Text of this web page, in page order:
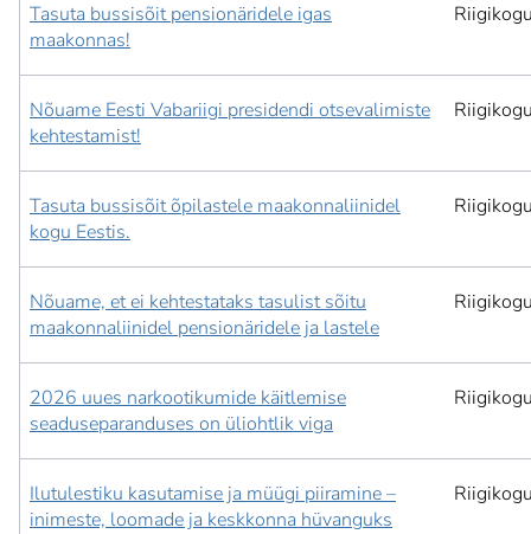
Tasuta bussisõit pensionäridele igas
maakonnas!
Nõuame Eesti Vabariigi presidendi otsevalimiste
kehtestamist!
Tasuta bussisõit õpilastele maakonnaliinidel
kogu Eestis.
Nõuame, et ei kehtestataks tasulist sõitu
maakonnaliinidel pensionäridele ja lastele
2026 uues narkootikumide käitlemise
seaduseparanduses on üliohtlik viga
Ilutulestiku kasutamise ja müügi piiramine –
inimeste, loomade ja keskkonna hüvanguks